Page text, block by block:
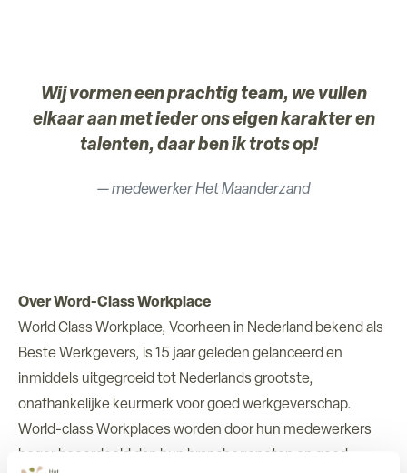
Wij vormen een prachtig team, we vullen
elkaar aan met ieder ons eigen karakter en
talenten, daar ben ik trots op!
medewerker Het Maanderzand
Over Word-Class Workplace
World Class Workplace, Voorheen in Nederland bekend als
Beste Werkgevers, is 15 jaar geleden gelanceerd en
inmiddels uitgegroeid tot Nederlands grootste,
onafhankelijke keurmerk voor goed werkgeverschap.
World-class Workplaces worden door hun medewerkers
hoger beoordeeld dan hun branchegenoten op goed